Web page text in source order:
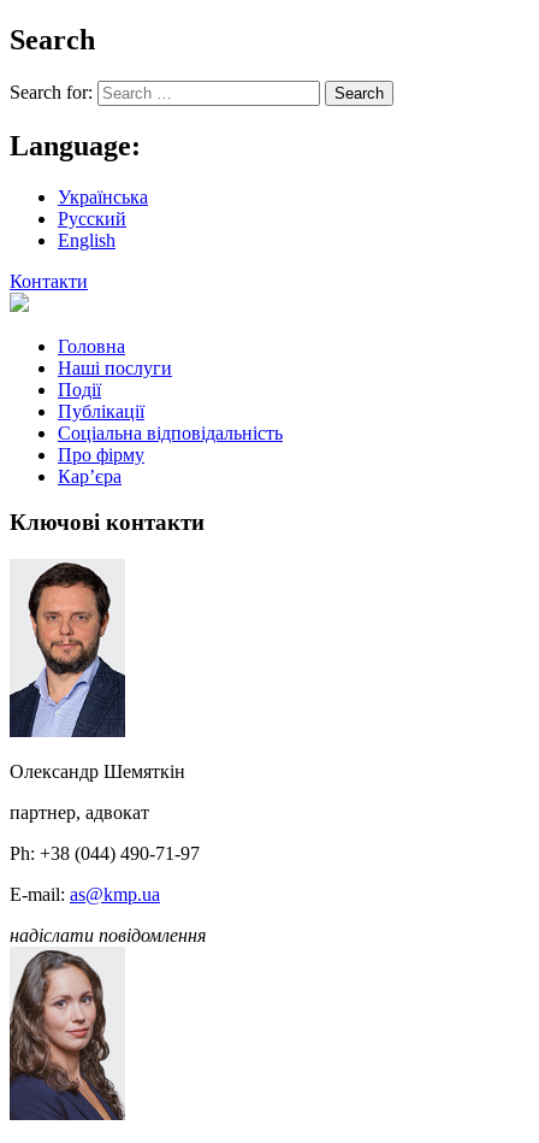
Search
Search for:
Language:
Українська
Русский
English
Контакти
Головна
Наші послуги
Події
Публікації
Соціальна відповідальність
Про фiрму
Кар’єра
Ключові контакти
Олександр Шемяткін
партнер, адвокат
Ph: +38 (044) 490-71-97
E-mail: as@kmp.ua
надіслати повідомлення